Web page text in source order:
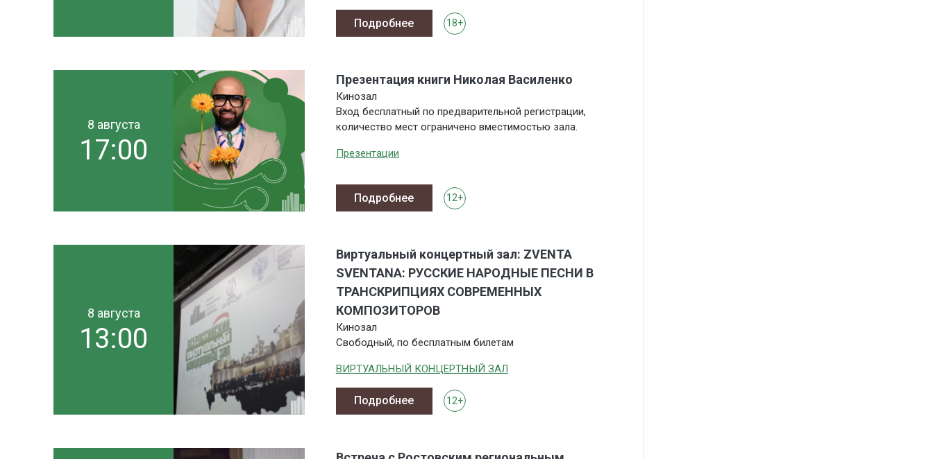
18+
Подробнее
8 августа
17:00
Презентация книги Николая Василенко
Кинозал
Вход бесплатный по предварительной регистрации,
количество мест ограничено вместимостью зала.
Презентации
12+
Подробнее
8 августа
13:00
Виртуальный концертный зал: ZVENTA
SVENTANA: РУССКИЕ НАРОДНЫЕ ПЕСНИ В
ТРАНСКРИПЦИЯХ СОВРЕМЕННЫХ
КОМПОЗИТОРОВ
Кинозал
Свободный, по бесплатным билетам
ВИРТУАЛЬНЫЙ КОНЦЕРТНЫЙ ЗАЛ
12+
Подробнее